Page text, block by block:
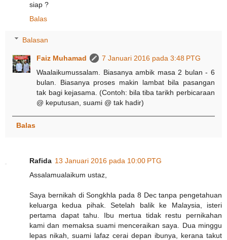
siap ?
Balas
Balasan
Faiz Muhamad
7 Januari 2016 pada 3:48 PTG
Waalaikumussalam. Biasanya ambik masa 2 bulan - 6
bulan. Biasanya proses makin lambat bila pasangan
tak bagi kejasama. (Contoh: bila tiba tarikh perbicaraan
@ keputusan, suami @ tak hadir)
Balas
Rafida 13 Januari 2016 pada 10:00 PTG
Assalamualaikum ustaz,
Saya bernikah di Songkhla pada 8 Dec tanpa pengetahuan
keluarga kedua pihak. Setelah balik ke Malaysia, isteri
pertama dapat tahu. Ibu mertua tidak restu pernikahan
kami dan memaksa suami menceraikan saya. Dua minggu
lepas nikah, suami lafaz cerai depan ibunya, kerana takut